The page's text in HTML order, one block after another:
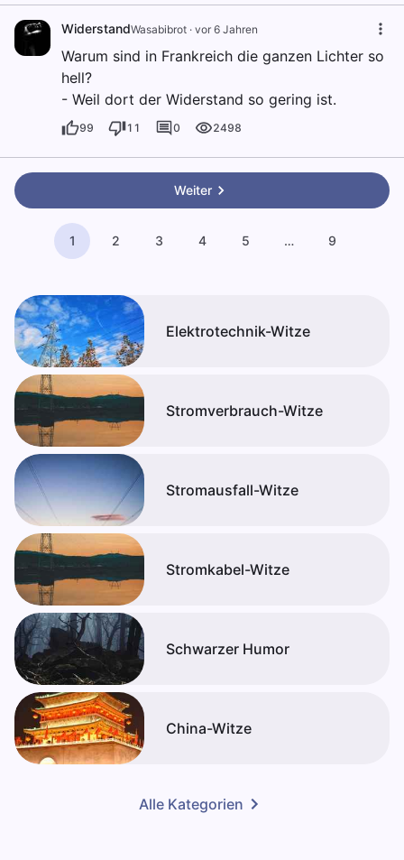
WiderstandWasabibrot · vor 6 Jahren
Warum sind in Frankreich die ganzen Lichter so
hell?
- Weil dort der Widerstand so gering ist.
99 11 0 2498
Weiter
1 2 3 4 5 … 9
Elektrotechnik-Witze
Stromverbrauch-Witze
Stromausfall-Witze
Stromkabel-Witze
Schwarzer Humor
China-Witze
Alle Kategorien